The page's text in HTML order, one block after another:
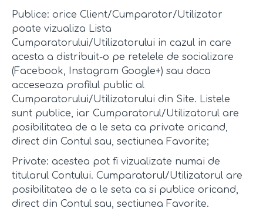
Publice: orice Client/Cumparator/Utilizator
poate vizualiza Lista
Cumparatorului/Utilizatorului in cazul in care
acesta a distribuit-o pe retelele de socializare
(Facebook, Instagram Google+) sau daca
acceseaza profilul public al
Cumparatorului/Utilizatorului din Site. Listele
sunt publice, iar Cumparatorul/Utilizatorul are
posibilitatea de a le seta ca private oricand,
direct din Contul sau, sectiunea Favorite;
Private: acestea pot fi vizualizate numai de
titularul Contului. Cumparatorul/Utilizatorul are
posibilitatea de a le seta ca si publice oricand,
direct din Contul sau, sectiunea Favorite.